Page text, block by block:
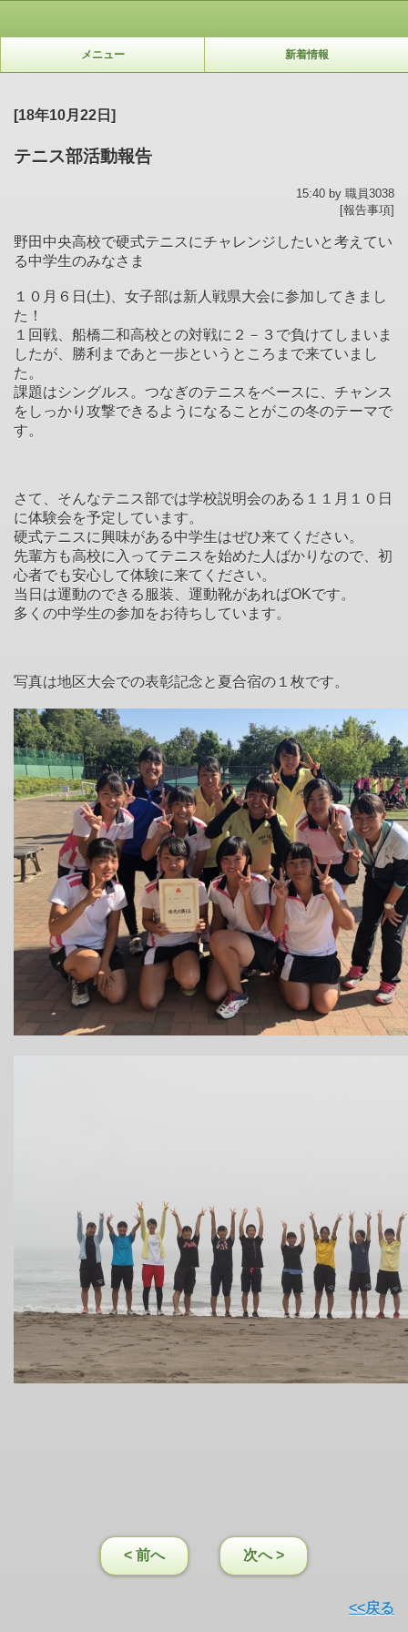
メニュー 新着情報
[18年10月22日]
テニス部活動報告
15:40 by 職員3038
[報告事項]
野田中央高校で硬式テニスにチャレンジしたいと考えてい
る中学生のみなさま
１０月６日(土)、女子部は新人戦県大会に参加してきまし
た！
１回戦、船橋二和高校との対戦に２－３で負けてしまいま
したが、勝利まであと一歩というところまで来ていまし
た。
課題はシングルス。つなぎのテニスをベースに、チャンス
をしっかり攻撃できるようになることがこの冬のテーマで
す。
さて、そんなテニス部では学校説明会のある１１月１０日
に体験会を予定しています。
硬式テニスに興味がある中学生はぜひ来てください。
先輩方も高校に入ってテニスを始めた人ばかりなので、初
心者でも安心して体験に来てください。
当日は運動のできる服装、運動靴があればOKです。
多くの中学生の参加をお待ちしています。
写真は地区大会での表彰記念と夏合宿の１枚です。
< 前へ 次へ >
<<戻る